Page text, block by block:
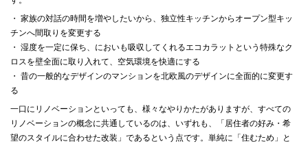
・ 家族の対話の時間を増やしたいから、独立性キッチンからオープン型キッ
チンへ間取りを変更する
・ 湿度を一定に保ち、においも吸収してくれるエコカラットという特殊なク
ロスを壁全面に取り入れて、空気環境を快適にする
・ 昔の一般的なデザインのマンションを北欧風のデザインに全面的に変更す
る
一口にリノベーションといっても、様々なやりかたがありますが、すべての
リノベーションの概念に共通しているのは、いずれも、「居住者の好み・希
望のスタイルに合わせた改装」であるという点です。単純に「住むため」と